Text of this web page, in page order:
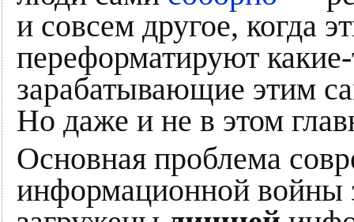
и совсем другое, когда
переформатируют
зарабатывающие этим
Но даже и не в этом
Основная проблема
информационной войны